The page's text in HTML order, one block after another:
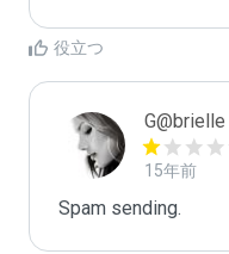
役立つ
G@brielle
15年前
Spam sending.